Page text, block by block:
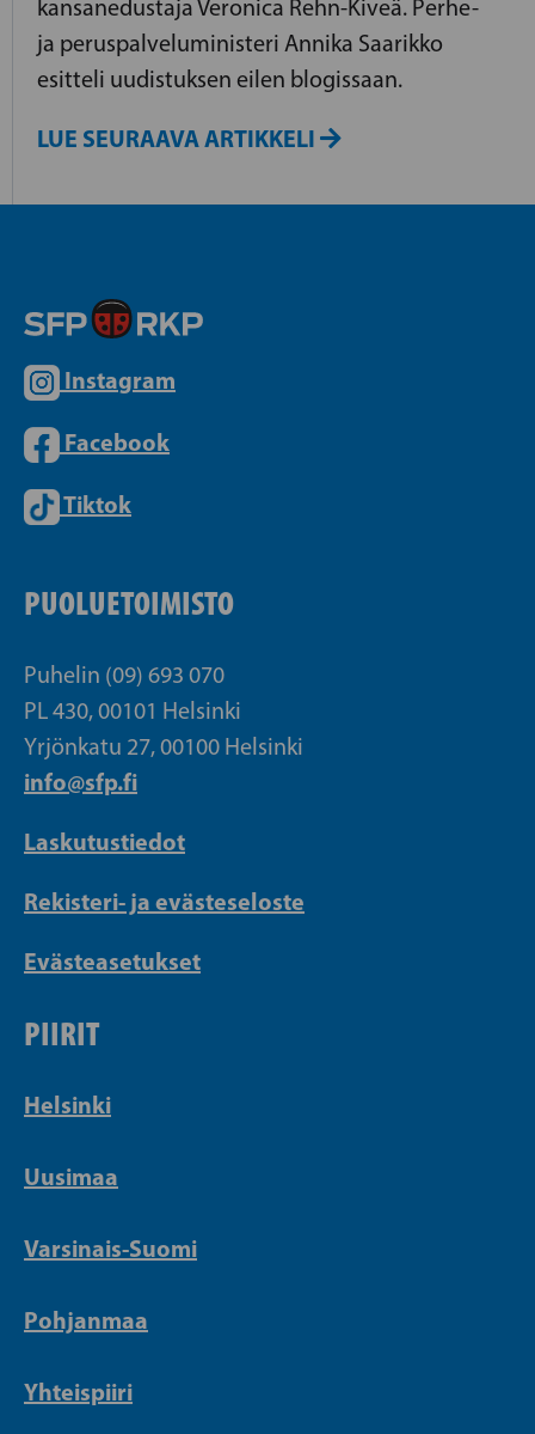
kansanedustaja Veronica Rehn-Kiveä. Perhe-
ja peruspalveluministeri Annika Saarikko
esitteli uudistuksen eilen blogissaan.
LUE SEURAAVA ARTIKKELI
Instagram
Facebook
Tiktok
PUOLUETOIMISTO
Puhelin (09) 693 070
PL 430, 00101 Helsinki
Yrjönkatu 27, 00100 Helsinki
info@sfp.fi
Laskutustiedot
Rekisteri- ja evästeseloste
Evästeasetukset
PIIRIT
Helsinki
Uusimaa
Varsinais-Suomi
Pohjanmaa
Yhteispiiri